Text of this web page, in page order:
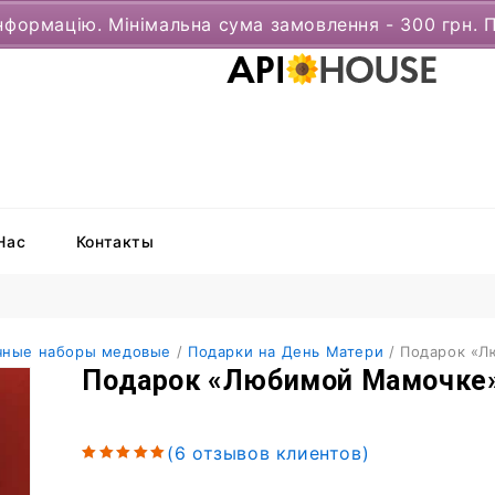
Контакты
наборы медовые / Подарки на День Матери / Подарок
Подарок «Любимой
(6 отзывов клиентов)
Мінімальна сума замовлення - 300 грн.